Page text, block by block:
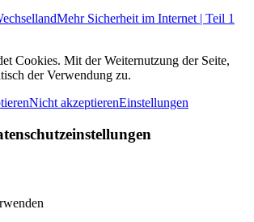
Mehr Sicherheit im Internet | Teil 1
Cookies. Mit der Weiternutzung der Seite,
der Verwendung zu.
Nicht akzeptierenEinstellungen